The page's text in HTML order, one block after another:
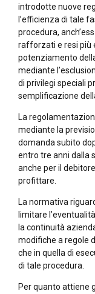
introdotte nuove
l’efficienza di tale
procedura,
rafforzati e resi più
potenziamento
mediante
di privilegi speciali
semplificazione
La
mediante la
domanda subito
entro tre anni dalla
anche per il
profittare.
La normativa
limitare
la continuità
modifiche a regole
che in quella di
di tale procedura.
Per quanto attiene